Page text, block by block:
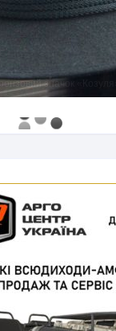
значок «Козуля»